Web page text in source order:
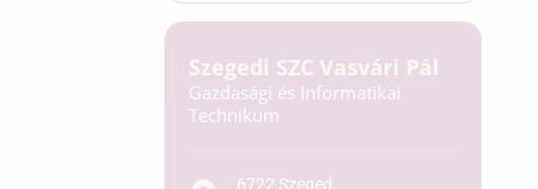
Szegedi SZC Vasvári Pál
Gazdasági és Informatikai
Technikum
6722 Szeged,